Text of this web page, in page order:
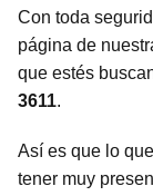
Con toda
página de
que estés
3611.
Así es que lo
tener muy